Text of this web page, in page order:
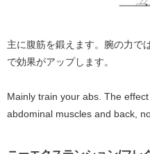
主に腹筋を鍛えます。腕の力で
で効果がアップします。
Mainly train your abs. The
abdominal muscles and back,